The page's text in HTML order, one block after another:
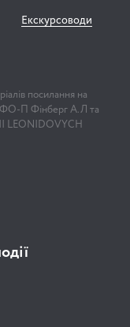
Екскурсоводи
посилання на
ФО-П Фінберг А.Л та
LEONIDOVYCH